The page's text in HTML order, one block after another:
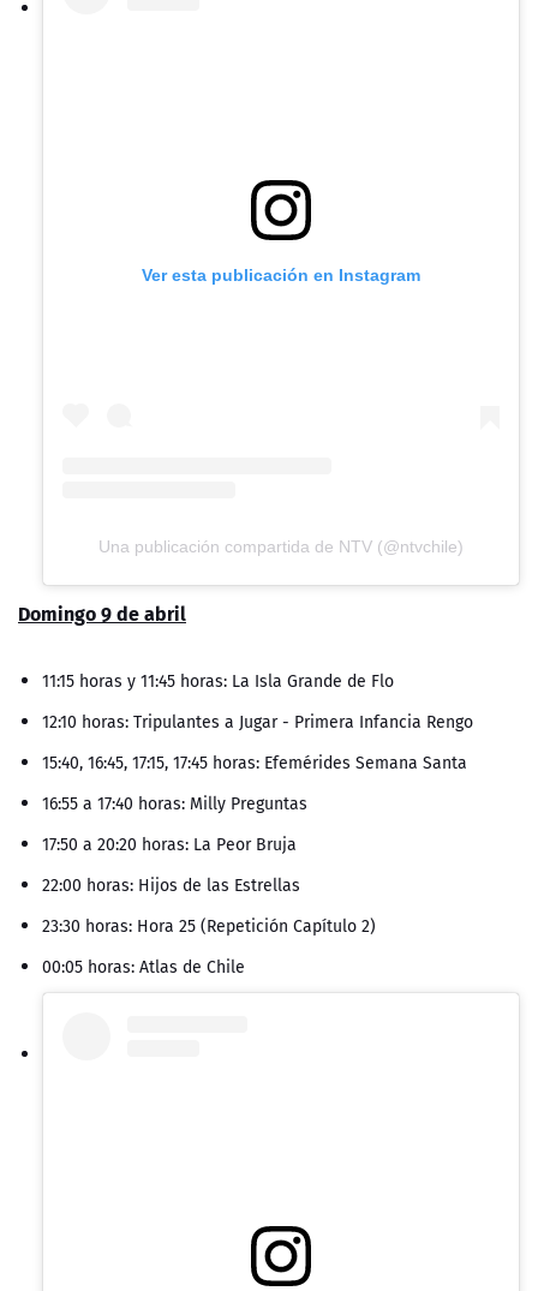
Ver esta publicación en Instagram
Una publicación compartida de NTV (@ntvchile)
Domingo 9 de abril
11:15 horas y 11:45 horas: La Isla Grande de Flo
12:10 horas: Tripulantes a Jugar - Primera Infancia Rengo
15:40, 16:45, 17:15, 17:45 horas: Efemérides Semana Santa
16:55 a 17:40 horas: Milly Preguntas
17:50 a 20:20 horas: La Peor Bruja
22:00 horas: Hijos de las Estrellas
23:30 horas: Hora 25 (Repetición Capítulo 2)
00:05 horas: Atlas de Chile